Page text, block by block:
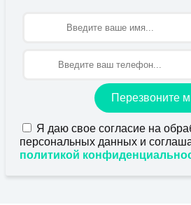
Перезвоните
Я даю свое согласие на
персональных данных и
политикой